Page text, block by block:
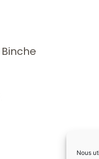
Nous